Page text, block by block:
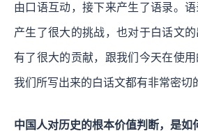
由口语互动，接下来产生了语录。
产生了很大的挑战，也对于白话文
有了很大的贡献，跟我们今天在使
我们所写出来的白话文都有非常密切
中国人对历史的根本价值判断，是如